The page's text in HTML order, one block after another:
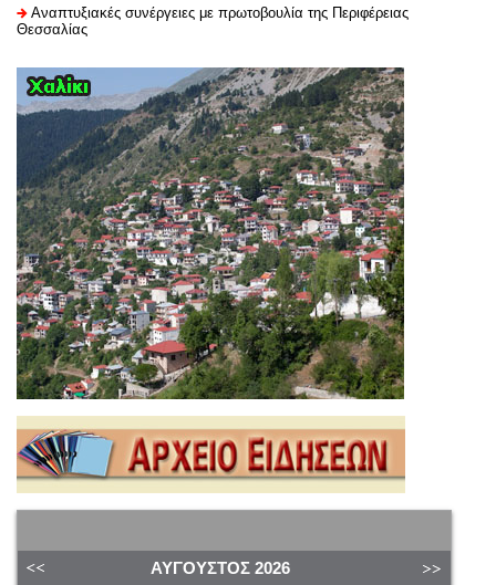
Αναπτυξιακές συνέργειες με πρωτοβουλία της Περιφέρειας
Θεσσαλίας
ΑΎΓΟΥΣΤΟΣ 2026